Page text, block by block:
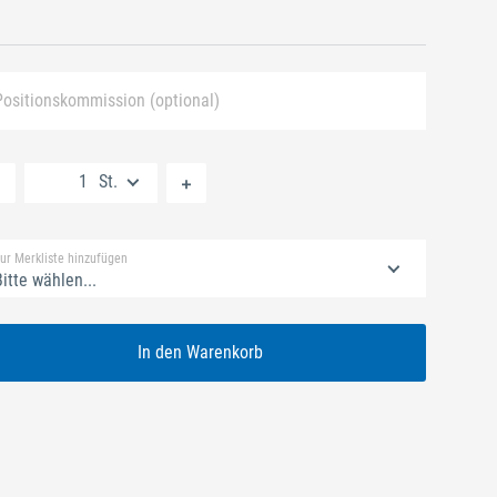
(optional)
St.
Merkliste hinzufügen
wählen...
In den Warenkorb